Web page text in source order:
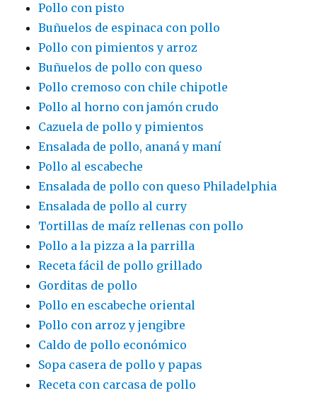
Pollo con pisto
Buñuelos de espinaca con pollo
Pollo con pimientos y arroz
Buñuelos de pollo con queso
Pollo cremoso con chile chipotle
Pollo al horno con jamón crudo
Cazuela de pollo y pimientos
Ensalada de pollo, ananá y maní
Pollo al escabeche
Ensalada de pollo con queso Philadelphia
Ensalada de pollo al curry
Tortillas de maíz rellenas con pollo
Pollo a la pizza a la parrilla
Receta fácil de pollo grillado
Gorditas de pollo
Pollo en escabeche oriental
Pollo con arroz y jengibre
Caldo de pollo económico
Sopa casera de pollo y papas
Receta con carcasa de pollo